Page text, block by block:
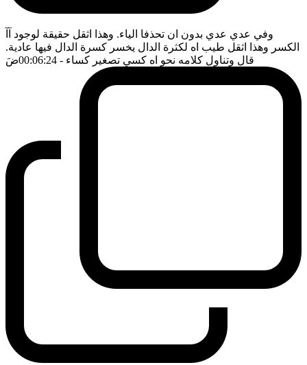
وفي عدي عدي بدون ان تحذفا الياء. وهذا اثقل حقيقة لوجود آآ
الكسر وهذا اثقل طيب اه لكثرة الدال يخسر كسرة الدال فيها عادية.
قال وتناول كلامه نحو اه كسي تصغير كساء - 00:06:24 ضَ